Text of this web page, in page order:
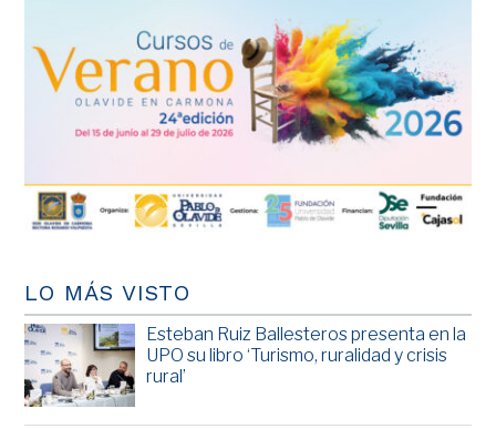
LO MÁS VISTO
Esteban Ruiz Ballesteros presenta en la
UPO su libro ‘Turismo, ruralidad y crisis
rural’